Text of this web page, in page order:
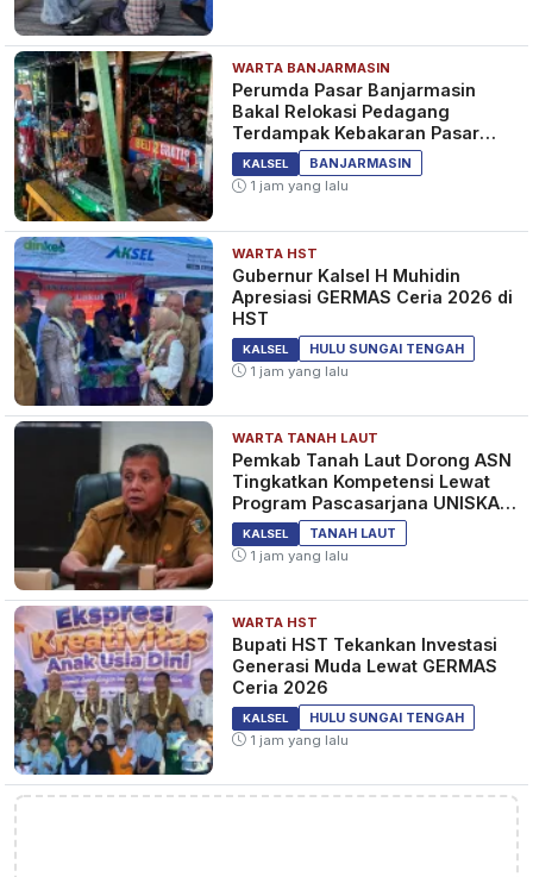
WARTA BANJARMASIN
Perumda Pasar Banjarmasin
Bakal Relokasi Pedagang
Terdampak Kebakaran Pasar
Teluk Dalam
KALSEL
BANJARMASIN
1 jam yang lalu
WARTA HST
Gubernur Kalsel H Muhidin
Apresiasi GERMAS Ceria 2026 di
HST
KALSEL
HULU SUNGAI TENGAH
1 jam yang lalu
WARTA TANAH LAUT
Pemkab Tanah Laut Dorong ASN
Tingkatkan Kompetensi Lewat
Program Pascasarjana UNISKA
MAB Banjarmasin
KALSEL
TANAH LAUT
1 jam yang lalu
WARTA HST
Bupati HST Tekankan Investasi
Generasi Muda Lewat GERMAS
Ceria 2026
KALSEL
HULU SUNGAI TENGAH
1 jam yang lalu